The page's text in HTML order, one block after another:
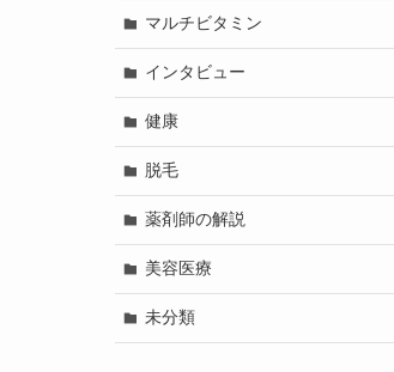
マルチビタミン
インタビュー
健康
脱毛
薬剤師の解説
美容医療
未分類